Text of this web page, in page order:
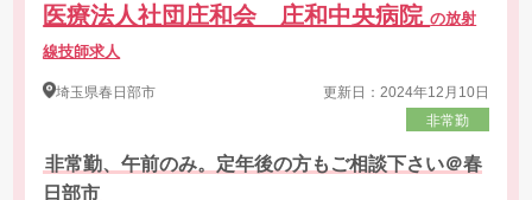
医療法人社団庄和会 庄和中央病院の放射
線技師求人
埼玉県春日部市
更新日：2024年12月10日
非常勤
非常勤、午前のみ。定年後の方もご相談下さい＠春
日部市